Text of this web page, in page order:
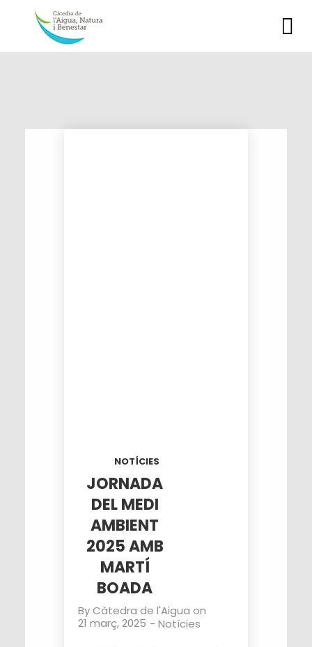
NOTÍCIES
JORNADA
DEL MEDI
AMBIENT
2025 AMB
MARTÍ
BOADA
ByCàtedra de l'Aigua on
21 març, 2025 -Notícies